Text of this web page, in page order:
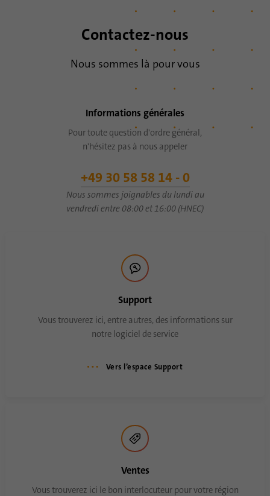
Contactez-nous
Nous sommes là pour vous
Informations générales
Pour toute question d'ordre général,
n'hésitez pas à nous appeler
+49 30 58 58 14 - 0
Nous sommes joignables du lundi au
vendredi entre 08:00 et 16:00 (HNEC)
Support
Vous trouverez ici, entre autres, des informations sur
notre logiciel de service
Vers l’espace Support
Ventes
Vous trouverez ici le bon interlocuteur pour votre région